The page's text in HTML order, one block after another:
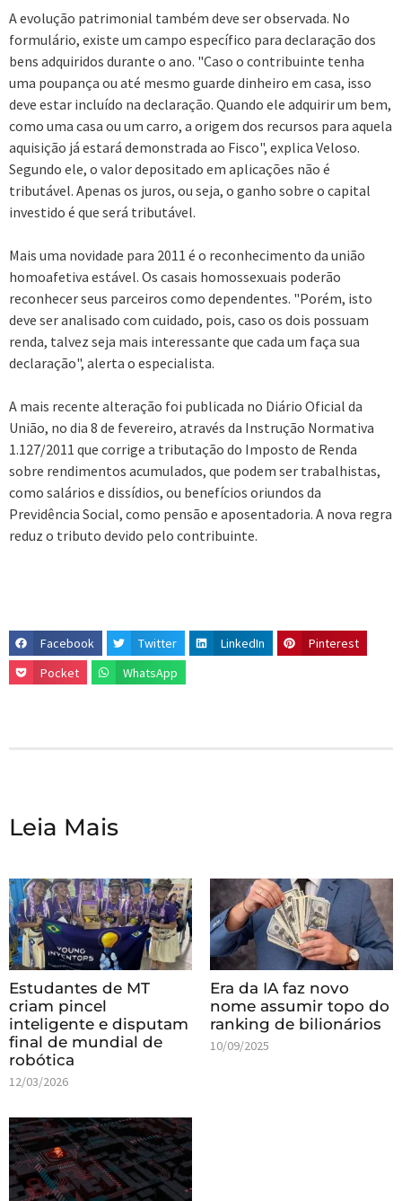
A evolução patrimonial também deve ser observada. No
formulário, existe um campo específico para declaração dos
bens adquiridos durante o ano. "Caso o contribuinte tenha
uma poupança ou até mesmo guarde dinheiro em casa, isso
deve estar incluído na declaração. Quando ele adquirir um bem,
como uma casa ou um carro, a origem dos recursos para aquela
aquisição já estará demonstrada ao Fisco", explica Veloso.
Segundo ele, o valor depositado em aplicações não é
tributável. Apenas os juros, ou seja, o ganho sobre o capital
investido é que será tributável.
Mais uma novidade para 2011 é o reconhecimento da união
homoafetiva estável. Os casais homossexuais poderão
reconhecer seus parceiros como dependentes. "Porém, isto
deve ser analisado com cuidado, pois, caso os dois possuam
renda, talvez seja mais interessante que cada um faça sua
declaração", alerta o especialista.
A mais recente alteração foi publicada no Diário Oficial da
União, no dia 8 de fevereiro, através da Instrução Normativa
1.127/2011 que corrige a tributação do Imposto de Renda
sobre rendimentos acumulados, que podem ser trabalhistas,
como salários e dissídios, ou benefícios oriundos da
Previdência Social, como pensão e aposentadoria. A nova regra
reduz o tributo devido pelo contribuinte.
Facebook Twitter LinkedIn
Pinterest
Pocket
WhatsApp
Leia Mais
Estudantes de MT
criam pincel
inteligente e disputam
final de mundial de
robótica
12/03/2026
Era da IA faz novo
nome assumir topo do
ranking de bilionários
10/09/2025